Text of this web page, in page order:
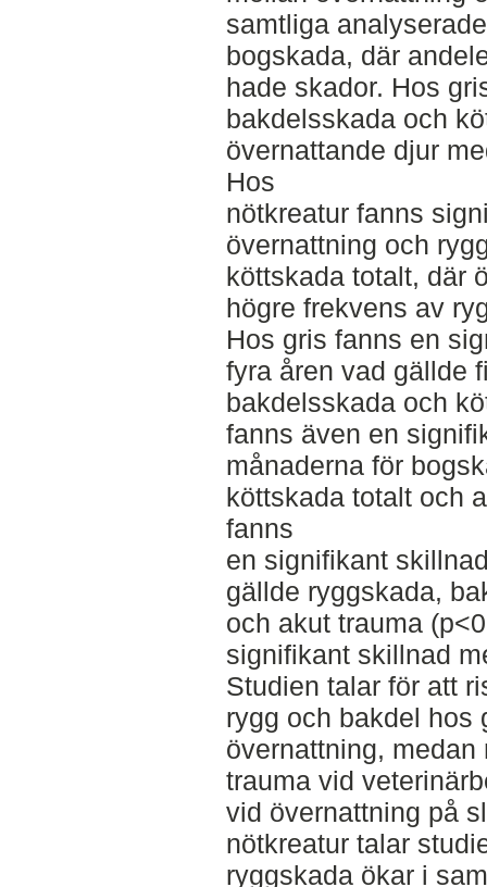
samtliga
bogskada, där
hade skador. Hos
bakdelsskada och
övernattande djur
Hos
nötkreatur fanns
övernattning och
köttskada totalt, där
högre frekvens av
Hos gris fanns en
fyra åren vad gällde
bakdelsskada och
fanns även en
månaderna för
köttskada totalt och
fanns
en signifikant
gällde ryggskada,
och akut trauma
signifikant skillnad
Studien talar för att
rygg och bakdel hos
övernattning,
trauma vid
vid övernattning på
nötkreatur talar
ryggskada ökar i